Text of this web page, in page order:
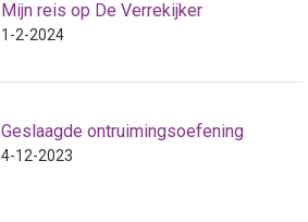
Mijn reis op De Verrekijker
1-2-2024
Geslaagde ontruimingsoefening
4-12-2023